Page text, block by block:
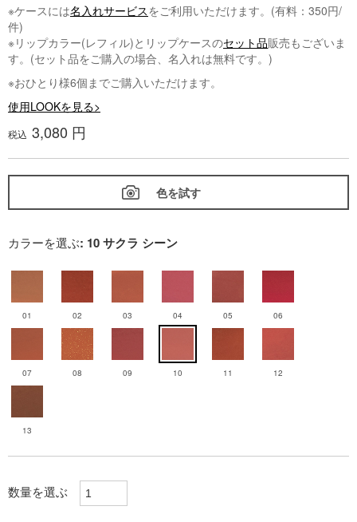
※ケースには名入れサービスをご利用いただけます。(有料：350円/
件)
※リップカラー(レフィル)とリップケースのセット品販売もございま
す。(セット品をご購入の場合、名入れは無料です。)
※おひとり様6個までご購入いただけます。
使用LOOKを見る>
税込 3,080 円
色を試す
カラーを選ぶ: 10 サクラ シーン
01 02 03 04 05 06
07 08 09 10 11 12
13
数量を選ぶ